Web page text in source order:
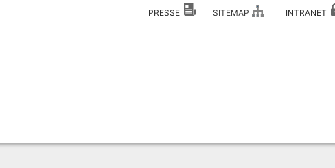
PRESSE SITEMAP INTRANET